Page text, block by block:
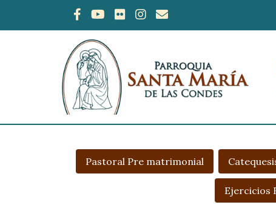
Pastoral Pre matrimonial
Ejercicios